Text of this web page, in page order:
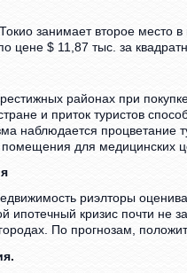
занимает второе место
цене $ 11,87 тыс. за
районах при
и приток туристов
наблюдается процветание
для медицинских
риэлторы
ипотечный кризис почти не
По прогнозам,